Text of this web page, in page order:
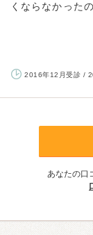
くならなかった
2016年12月受診 /
あなたの口